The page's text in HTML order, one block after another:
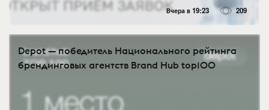
Вчера в 19:23 209
Depot — победитель Национального рейтинга
брендинговых агентств Brand Hub top100